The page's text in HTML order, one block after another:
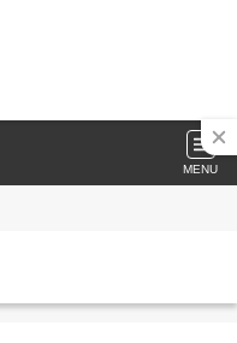
MENU